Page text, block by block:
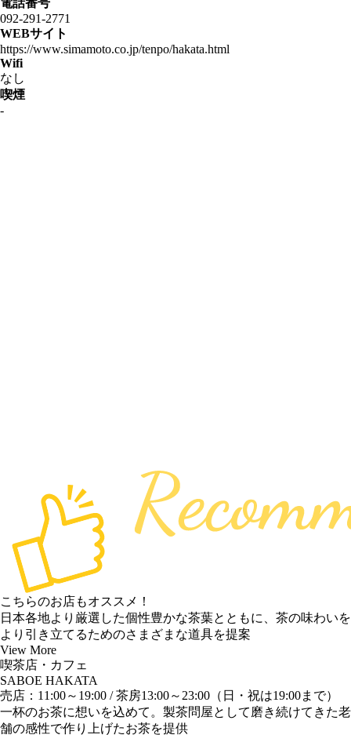
電話番号
092-291-2771
WEBサイト
https://www.simamoto.co.jp/tenpo/hakata.html
Wifi
なし
喫煙
-
こちらのお店もオススメ！
日本各地より厳選した個性豊かな茶葉とともに、茶の味わいを
より引き立てるためのさまざまな道具を提案
View More
喫茶店・カフェ
SABOE HAKATA
売店：11:00～19:00 / 茶房13:00～23:00（日・祝は19:00まで）
一杯のお茶に想いを込めて。製茶問屋として磨き続けてきた老
舗の感性で作り上げたお茶を提供